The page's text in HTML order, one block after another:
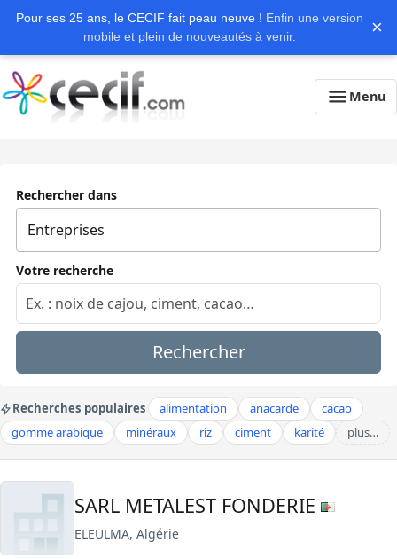
Pour ses 25 ans, le CECIF fait peau neuve ! Enfin une version
mobile et plein de nouveautés à venir.
×
Menu
Rechercher dans
Votre recherche
Rechercher
Recherches populaires alimentation anacarde
cacao
gomme arabique
minéraux riz ciment karité plus…
SARL METALEST FONDERIE
ELEULMA, Algérie